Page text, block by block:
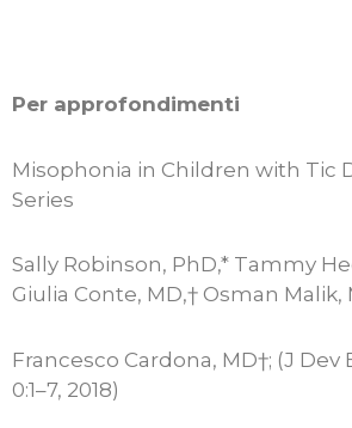
Per approfondimenti
Misophonia in Children with Tic
Series
Sally Robinson, PhD,* Tammy
Giulia Conte, MD,† Osman Malik,
Francesco Cardona, MD†; (J Dev
0:1–7, 2018)